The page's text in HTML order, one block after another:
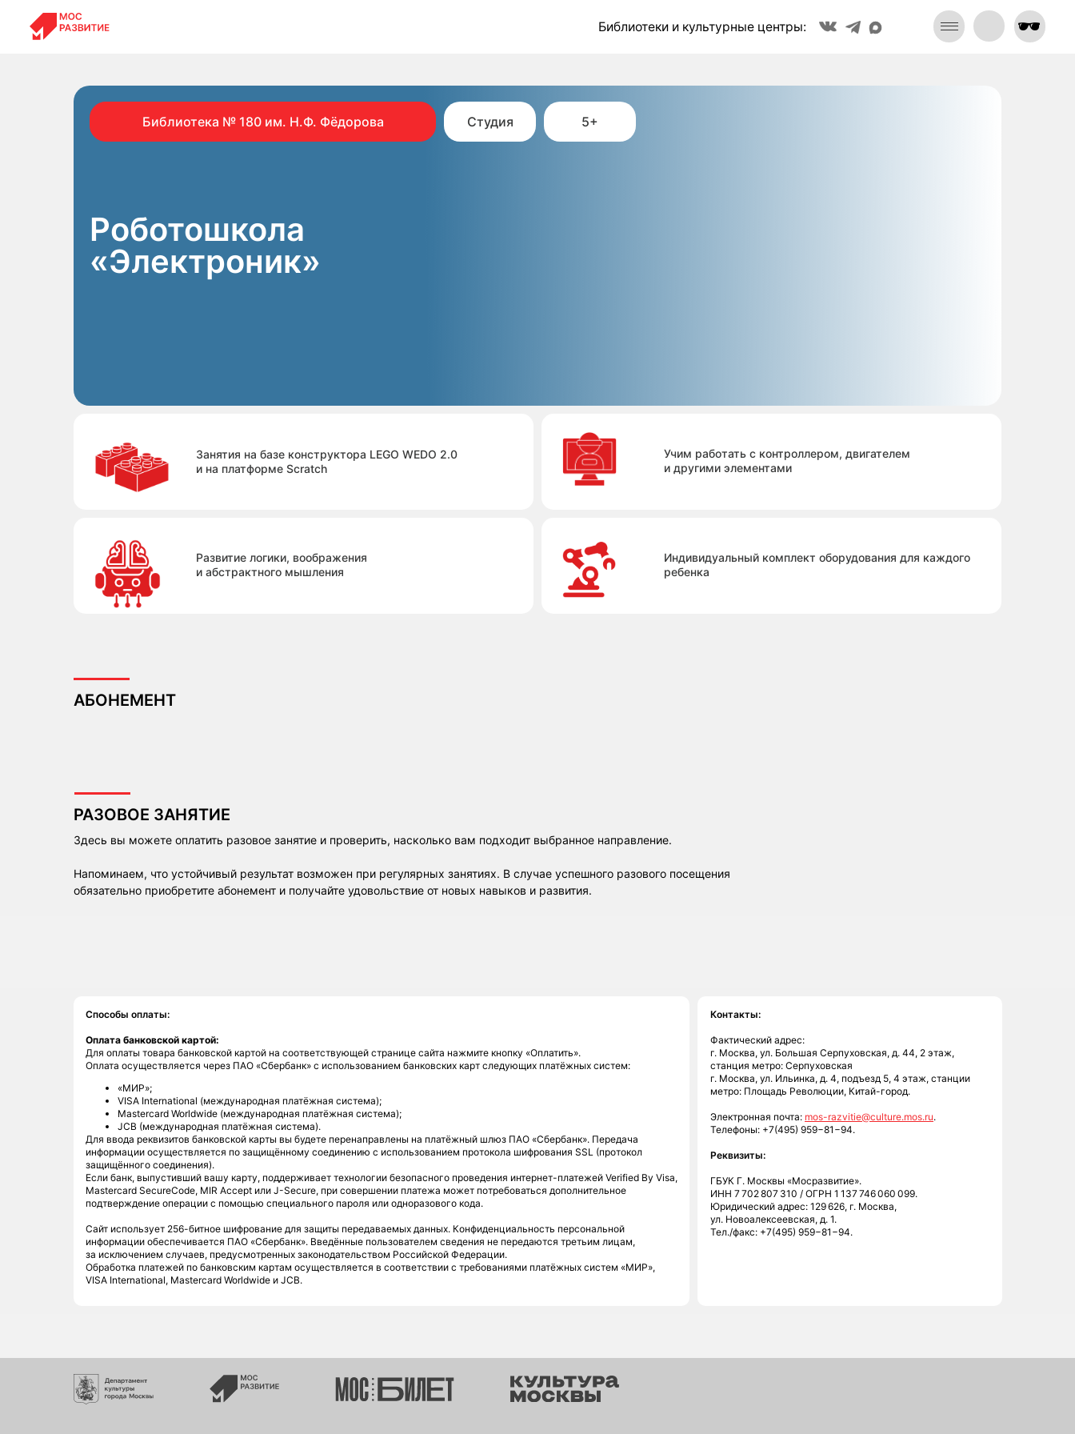
Библиотеки и культурные центры:
Библиотека № 180 им. Н.Ф. Фёдорова Студия 5+
Роботошкола
«Электроник»
Занятия на базе конструктора LEGO WEDO 2.0
и на платформе Scratch
Индивидуальный комплект оборудования для каждого
ребенка
Развитие логики, воображения
и абстрактного мышления
Учим работать с контроллером, двигателем
и другими элементами
АБОНЕМЕНТ
РАЗОВОЕ ЗАНЯТИЕ
Здесь вы можете оплатить разовое занятие и проверить, насколько вам подходит выбранное направление.
Напоминаем, что устойчивый результат возможен при регулярных занятиях. В случае успешного разового посещения
обязательно приобретите абонемент и получайте удовольствие от новых навыков и развития.
Способы оплаты:
Оплата банковской картой:
Для оплаты товара банковской картой на соответствующей странице сайта нажмите кнопку «Оплатить».
Оплата осуществляется через ПАО «Сбербанк» с использованием банковских карт следующих платёжных систем:
«МИР»;
VISA International (международная платёжная система);
Mastercard Worldwide (международная платёжная система);
JCB (международная платёжная система).
Для ввода реквизитов банковской карты вы будете перенаправлены на платёжный шлюз ПАО «Сбербанк». Передача
информации осуществляется по защищённому соединению с использованием протокола шифрования SSL (протокол
защищённого соединения).
Если банк, выпустивший вашу карту, поддерживает технологии безопасного проведения интернет-платежей Verified By Visa,
Mastercard SecureCode, MIR Accept или J-Secure, при совершении платежа может потребоваться дополнительное
подтверждение операции с помощью специального пароля или одноразового кода.
Сайт использует 256-битное шифрование для защиты передаваемых данных. Конфиденциальность персональной
информации обеспечивается ПАО «Сбербанк». Введённые пользователем сведения не передаются третьим лицам,
за исключением случаев, предусмотренных законодательством Российской Федерации.
Обработка платежей по банковским картам осуществляется в соответствии с требованиями платёжных систем «МИР»,
VISA International, Mastercard Worldwide и JCB.
Контакты:
Фактический адрес:
г. Москва, ул. Большая Серпуховская, д. 44, 2 этаж,
станция метро: Серпуховская
г. Москва, ул. Ильинка, д. 4, подъезд 5, 4 этаж, станции
метро: Площадь Революции, Китай-город.
Электронная почта: mos-razvitie@culture.mos.ru.
Телефоны: +7(495) 959−81−94.
Реквизиты:
ГБУК Г. Москвы «Мосразвитие».
ИНН 7 702 807 310 / ОГРН 1 137 746 060 099.
Юридический адрес: 129 626, г. Москва,
ул. Новоалексеевская, д. 1.
Тел./факс: +7(495) 959−81−94.